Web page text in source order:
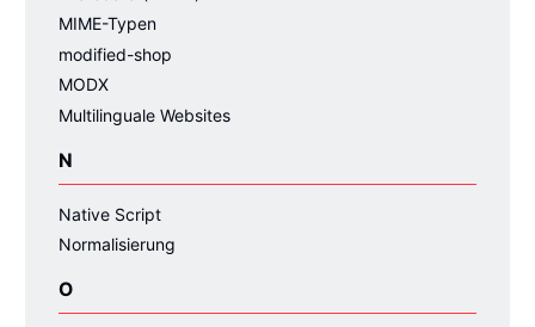
MIME-Typen
modified-shop
MODX
Multilinguale Websites
N
Native Script
Normalisierung
O